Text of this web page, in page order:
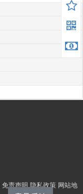
免责声明 隐私政策 网站地